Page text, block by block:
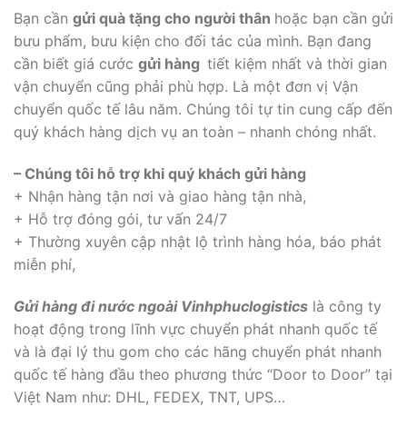
Bạn cần gửi quà tặng cho người thân​​​​​​​ hoặc bạn cần gửi
bưu phẩm, bưu kiện cho đối tác của mình. Bạn đang
cần biết giá cước gửi hàng ​​​​​​​ tiết kiệm nhất và thời gian
vận chuyển cũng phải phù hợp. Là một đơn vị Vận
chuyển quốc tế lâu năm. Chúng tôi tự tin cung cấp đến
quý khách hàng dịch vụ an toàn – nhanh chóng nhất.
– Chúng tôi hỗ trợ khi quý khách gửi hàng
+ Nhận hàng tận nơi và giao hàng tận nhà,
+ Hỗ trợ đóng gói, tư vấn 24/7
+ Thường xuyên cập nhật lộ trình hàng hóa, báo phát
miễn phí,
Gửi hàng đi nước ngoài Vinhphuclogistics là công ty
hoạt động trong lĩnh vực chuyển phát nhanh quốc tế
và là đại lý thu gom cho các hãng chuyển phát nhanh
quốc tế hàng đầu theo phương thức “Door to Door” tại
Việt Nam như: DHL, FEDEX, TNT, UPS…